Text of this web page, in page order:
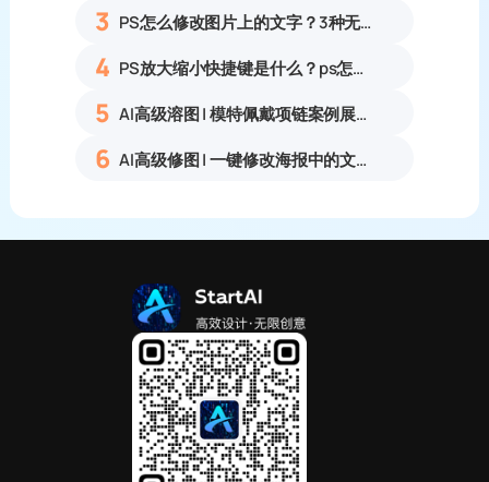
3 PS怎么修改图片上的文字？3种无痕改字方法，新手也能搞定
4 PS放大缩小快捷键是什么？ps怎么把图片拉大拉小？
5 AI高级溶图 | 模特佩戴项链案例展示
6 AI高级修图 | 一键修改海报中的文字